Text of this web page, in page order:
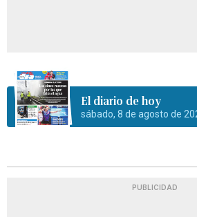
El diario de hoy
sábado, 8 de agosto de
PUBLICIDAD